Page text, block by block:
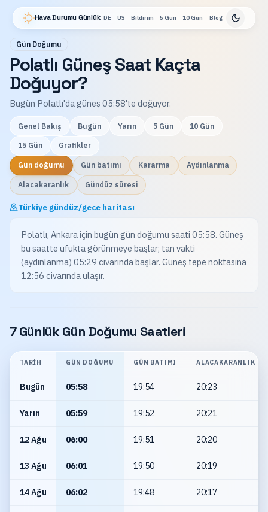
Hava Durumu Günlük DE US Bildirim 5 Gün 10 Gün Blog
Gün Doğumu
Polatlı Güneş Saat Kaçta
Doğuyor?
Bugün Polatlı'da güneş 05:58'te doğuyor.
Genel Bakış Bugün Yarın 5 Gün 10 Gün
15 Gün Grafikler
Gün doğumu Gün batımı Kararma Aydınlanma
Alacakaranlık Gündüz süresi
Türkiye gündüz/gece haritası
Polatlı, Ankara için bugün gün doğumu saati 05:58. Güneş
bu saatte ufukta görünmeye başlar; tan vakti
(aydınlanma) 05:29 civarında başlar. Güneş tepe noktasına
12:56 civarında ulaşır.
7 Günlük Gün Doğumu Saatleri
TARIH GÜN DOĞUMU GÜN BATIMI ALACAKARANLIK
Bugün 05:58 19:54 20:23
Yarın 05:59 19:52 20:21
12 Ağu 06:00 19:51 20:20
13 Ağu 06:01 19:50 20:19
14 Ağu 06:02 19:48 20:17